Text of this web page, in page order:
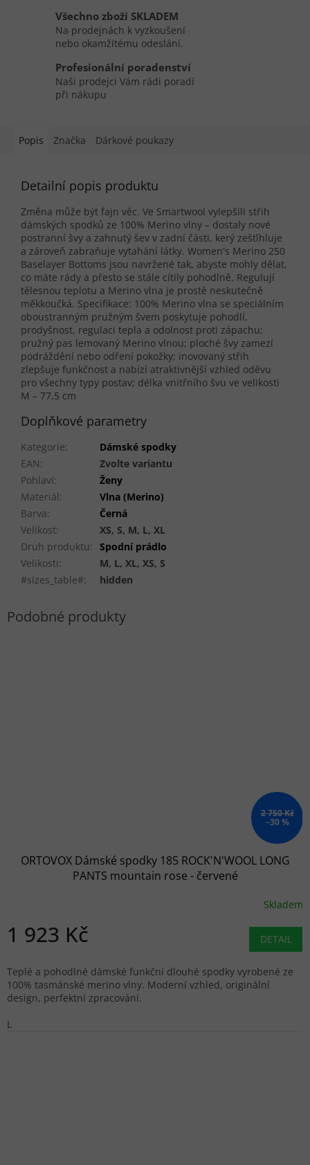
Všechno zboží SKLADEM
Na prodejnách k vyzkoušení
nebo okamžitému odeslání.
Profesionální poradenství
Naši prodejci Vám rádi poradí
při nákupu
Popis Značka Dárkové poukazy
Detailní popis produktu
Změna může být fajn věc. Ve Smartwool vylepšili střih
dámských spodků ze 100% Merino vlny – dostaly nové
postranní švy a zahnutý šev v zadní části, kerý zešťíhluje
a zároveň zabraňuje vytahání látky. Women's Merino 250
Baselayer Bottoms jsou navržené tak, abyste mohly dělat,
co máte rády a přesto se stále cítily pohodlně. Regulují
tělesnou teplotu a Merino vlna je prostě neskutečně
měkkoučká. Specifikace: 100% Merino vlna se speciálním
oboustranným pružným švem poskytuje pohodlí,
prodyšnost, regulaci tepla a odolnost proti zápachu;
pružný pas lemovaný Merino vlnou; ploché švy zamezí
podráždění nebo odření pokožky; inovovaný střih
zlepšuje funkčnost a nabízí atraktivnější vzhled oděvu
pro všechny typy postav; délka vnitřního švu ve velikosti
M – 77,5 cm
Doplňkové parametry
Kategorie:
Dámské spodky
EAN:
Zvolte variantu
Pohlaví:
Ženy
Materiál:
Vlna (Merino)
Barva:
Černá
Velikost:
XS, S, M, L, XL
Druh produktu: Spodní prádlo
Velikosti:
M, L, XL, XS, S
#sizes_table#: hidden
2 750 Kč
–30 %
ORTOVOX Dámské spodky 185 ROCK'N'WOOL LONG
PANTS mountain rose - červené
Skladem
1 923 Kč DETAIL
Teplé a pohodlné dámské funkční dlouhé spodky vyrobené ze
100% tasmánské merino vlny. Moderní vzhled, originální
design, perfektní zpracování.
L